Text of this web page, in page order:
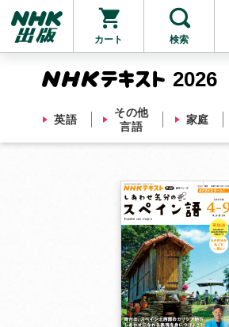
カート 検索
2026
英語
その他
言語
家庭
他にも商品を買う